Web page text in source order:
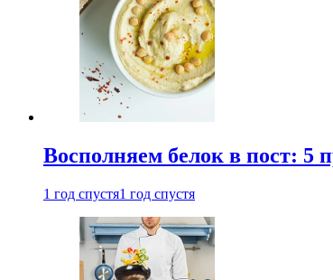
Восполняем белок в пост: 5
1 год спустя1 год спустя